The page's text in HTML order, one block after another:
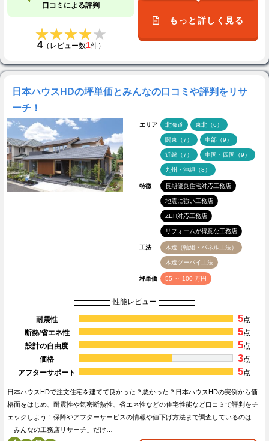
口コミによる評判
★★★★★
★★★★★
4（レビュー数1件）
もっと詳しく見る
日本ハウスHDの坪単価とみんなの口コミや評判をリサ
ーチ！
エリア 北海道 東北（6）
関東（7） 中部（9）
近畿（7） 中国・四国（9）
九州・沖縄（8）
特徴 長期優良住宅対応工務店
地震に強い工務店
ZEH対応工務店
リフォームが得意な工務店
工法 木造（軸組・パネル工法）
木造ツーバイ工法
坪単価 55 ～ 100 万円
性能レビュー
耐震性 5点
断熱/省エネ性
5点
設計の自由度
5点
価格
3点
アフターサポート
5点
日本ハウスHDで注文住宅を建てて良かった？悪かった？日本ハウスHDの実例から価
格面をはじめ、耐震性や気密断熱性、省エネ性などの住宅性能など口コミで評判をチ
ェックしよう！保障やアフターサービスの情報や値下げ方法まで調査しているのは
「みんなの工務店リサーチ」だけ…